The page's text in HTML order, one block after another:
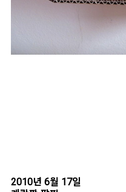
2010년 6월 17일